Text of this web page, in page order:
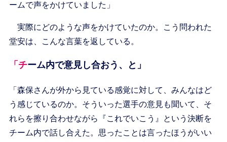
ームで声をかけていました」
実際にどのような声をかけていたのか。こう問われた
堂安は、こんな言葉を返している。
「チーム内で意見し合おう、と」
「森保さんが外から見ている感覚に対して、みんなはど
う感じているのか。そういった選手の意見も聞いて、そ
れらを擦り合わせながら『これでいこう』という決断を
チーム内で話し合えた。思ったことは言ったほうがいい